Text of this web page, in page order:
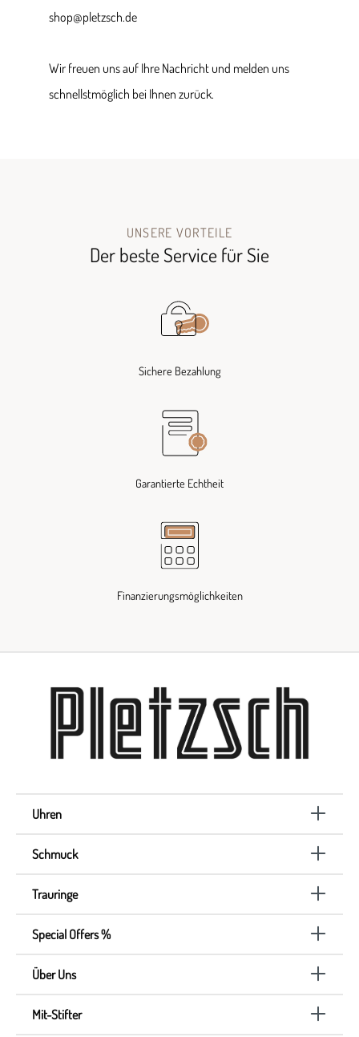
shop@pletzsch.de
Wir freuen uns auf Ihre Nachricht und melden uns
schnellstmöglich bei Ihnen zurück.
UNSERE VORTEILE
Der beste Service für Sie
Sichere Bezahlung
Garantierte Echtheit
Finanzierungsmöglichkeiten
Uhren
Schmuck
Trauringe
Special Offers %
Über Uns
Mit-Stifter